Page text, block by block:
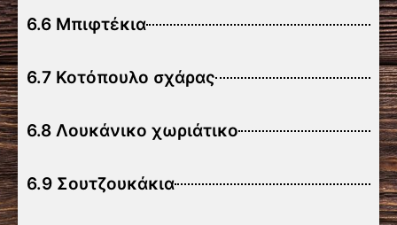
6.6 Μπιφτέκια
6.7 Κοτόπουλο σχάρας
6.8 Λουκάνικο χωριάτικο
6.9 Σουτζουκάκια